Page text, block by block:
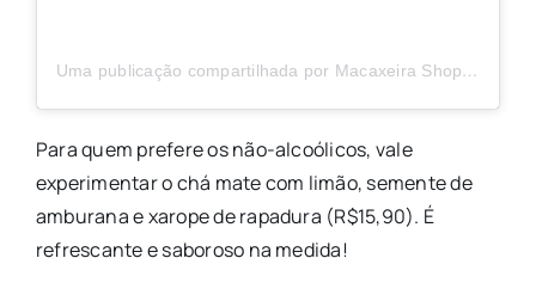
Uma publicação compartilhada por Macaxeira Shopping Metrópole (@macaxeirashoppingmetropole)
Para quem prefere os não-alcoólicos, vale
experimentar o chá mate com limão, semente de
amburana e xarope de rapadura (R$15,90). É
refrescante e saboroso na medida!